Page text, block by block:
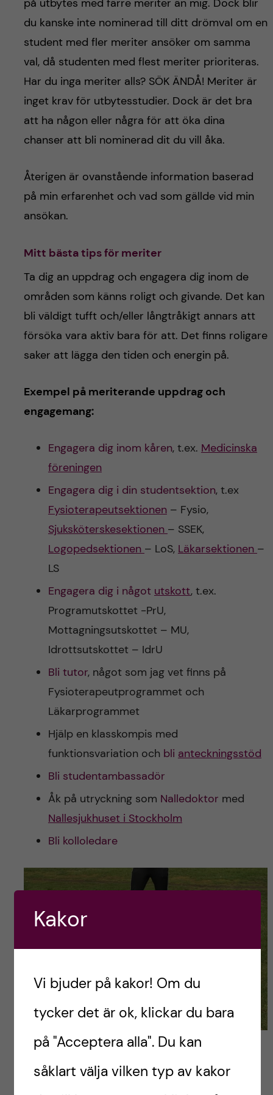
på utbytes med färre meriter än mig. Dock blir
du kanske inte nominerad till ditt drömval om en
student med fler meriter ansöker om samma
val, då studenten med flest meriter prioriteras.
Har du inga meriter alls? SÖK ÄNDÅ! Meriter är
inget krav för utbytesstudier. Dock är det bra
att ha någon eller några för att öka dina
chanser att bli nominerad dit du vill åka.
Återigen är ovanstående information baserad
på min erfarenhet och vad som gällde vid min
ansökan.
Mitt bästa tips för meriter
Ta dig an uppdrag och engagera dig inom de
områden som känns roligt och givande. Det kan
bli väldigt tufft och/eller långtråkigt annars att
försöka vara aktiv bara för att. Det finns roligare
saker att lägga den tiden och energin på.
Exempel på meriterande uppdrag och
engagemang:
Engagera dig inom kåren, t.ex. Medicinska
föreningen
Engagera dig i din studentsektion, t.ex
Fysioterapeutsektionen– Fysio,
Sjuksköterskesektionen – SSEK,
Logopedsektionen – LoS, Läkarsektionen –
LS
Engagera dig i något utskott, t.ex.
Programutskottet -PrU,
Mottagningsutskottet – MU,
Idrottsutskottet – IdrU
Bli tutor, något som jag vet finns på
Fysioterapeutprogrammet och
Läkarprogrammet
Hjälp en klasskompis med
funktionsvariation och bli anteckningsstöd
Bli studentambassadör
Åk på utryckning som Nalledoktor med
Nallesjukhuset i Stockholm
Bli kolloledare
Kolloledare på Fysioterapeutprogrammet. Från
Foto: Fysio Kollogruppen
Kakor
Vi bjuder på kakor! Om du
tycker det är ok, klickar du bara
på "Acceptera alla". Du kan
såklart välja vilken typ av kakor